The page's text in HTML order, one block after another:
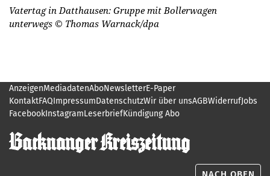
Vatertag in Datthausen: Gruppe mit Bollerwagen
unterwegs © Thomas Warnack/dpa
AnzeigenMediadatenAboNewsletterE-Paper
KontaktFAQImpressumDatenschutzWir über unsAGBWiderrufJobs
FacebookInstagramLeserbriefKündigung Abo